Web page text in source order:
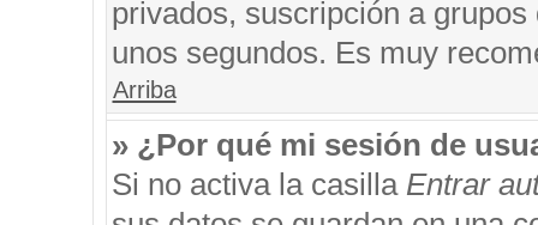
privados, suscripción a
unos segundos. Es muy
Arriba
» ¿Por qué mi sesión de
Si no activa la casilla Entrar